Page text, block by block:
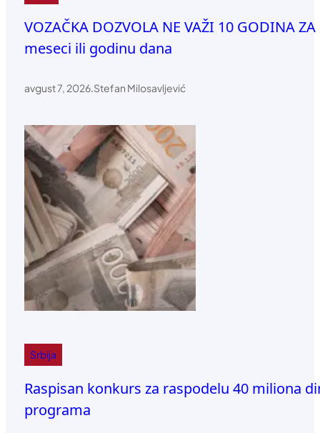
VOZAČKA DOZVOLA NE VAŽI 10 GODINA
meseci ili godinu dana
avgust 7, 2026.Stefan Milosavljević
Srbija
Raspisan konkurs za raspodelu 40 miliona
programa